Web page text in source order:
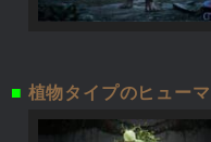
■ 植物タイプのヒュー